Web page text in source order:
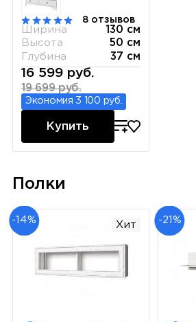
8 отзывов
Ширина
130 см
Высота
50 см
Глубина
37 см
16 599 руб.
19 699 руб.
Экономия 3 100 руб.
Купить
Полки
-14% Хит -21%